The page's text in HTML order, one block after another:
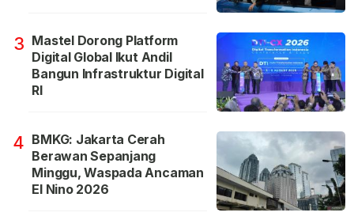
3 Mastel Dorong Platform
Digital Global Ikut Andil
Bangun Infrastruktur Digital
RI
4 BMKG: Jakarta Cerah
Berawan Sepanjang
Minggu, Waspada Ancaman
El Nino 2026